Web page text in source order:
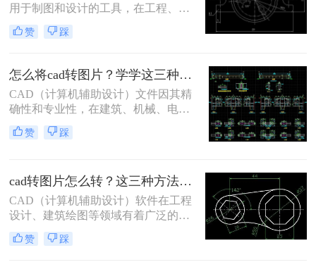
用于制图和设计的工具，在工程、建
筑、机械等领域被广泛应用。然而，
在与他人共享工程图纸时，有时需要
方便地查看和传递。那么cad转图片格
式怎么转呢？本文将介绍几种常用的
CAD转图片格式的方法，帮助你轻松
完成转换。
赞 踩
怎么将cad转图片？学学这三种方法吧!
CAD（计算机辅助设计）文件因其精
确性和专业性，在建筑、机械、电子
等领域被广泛应用。然而，有时候我
们需要在非CAD环境中展示或分享这
本文将为您介绍几种常用的CAD转图
片的方法
赞 踩
cad转图片怎么转？这三种方法用起来！
CAD（计算机辅助设计）软件在工程
设计、建筑绘图等领域有着广泛的应
用。然而，有时我们需要将CAD图纸
转换为图片格式以便于分享、打印或
赞 踩